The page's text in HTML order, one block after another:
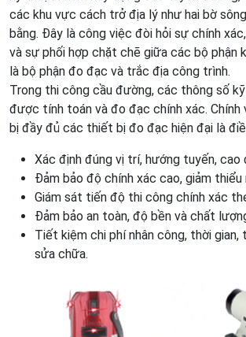
các khu vực cách trở địa lý như hai bờ
bằng. Đây là công việc đòi hỏi sự chính
và sự phối hợp chặt chẽ giữa các bộ phận
là bộ phận đo đạc và trắc địa công trình.
Trong thi công cầu đường, các thông số
được tính toán và đo đạc chính xác. Chính
bị đầy đủ các thiết bị đo đạc hiện đại là
Xác định đúng vị trí, hướng tuyến, cao
Đảm bảo độ chính xác cao, giảm thiểu
Giám sát tiến độ thi công chính xác
Đảm bảo an toàn, độ bền và chất
Tiết kiệm chi phí nhân công, thời gian,
sửa chữa.